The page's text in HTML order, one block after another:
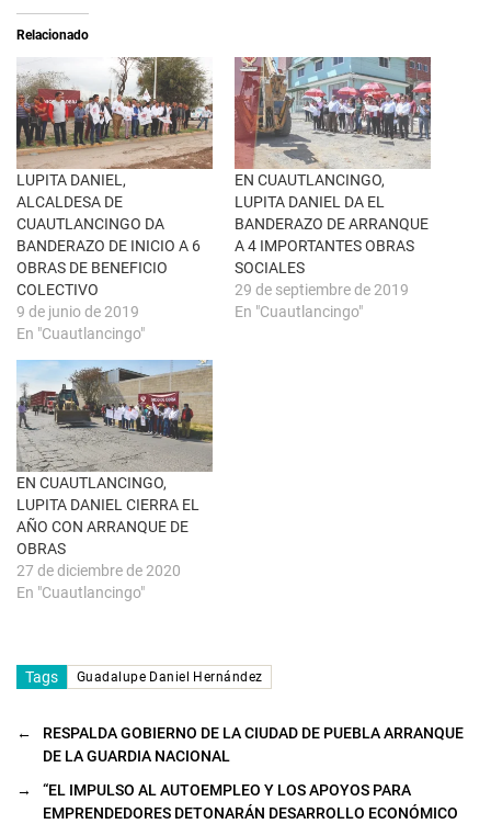
e
b
e
e
n
u
n
a
v
e
n
t
a
n
a
n
u
e
v
a
)
n
F
a
c
e
b
o
o
k
(
S
e
a
b
r
n
u
n
v
e
n
t
a
n
a
n
u
e
v
a
)
Relacionado
LUPITA DANIEL,
ALCALDESA DE
CUAUTLANCINGO DA
BANDERAZO DE INICIO A 6
OBRAS DE BENEFICIO
COLECTIVO
9 de junio de 2019
En "Cuautlancingo"
EN CUAUTLANCINGO,
LUPITA DANIEL DA EL
BANDERAZO DE ARRANQUE
A 4 IMPORTANTES OBRAS
SOCIALES
29 de septiembre de 2019
En "Cuautlancingo"
EN CUAUTLANCINGO,
LUPITA DANIEL CIERRA EL
AÑO CON ARRANQUE DE
OBRAS
27 de diciembre de 2020
En "Cuautlancingo"
Tags Guadalupe Daniel Hernández
←
RESPALDA GOBIERNO DE LA CIUDAD DE PUEBLA ARRANQUE
DE LA GUARDIA NACIONAL
→
“EL IMPULSO AL AUTOEMPLEO Y LOS APOYOS PARA
EMPRENDEDORES DETONARÁN DESARROLLO ECONÓMICO